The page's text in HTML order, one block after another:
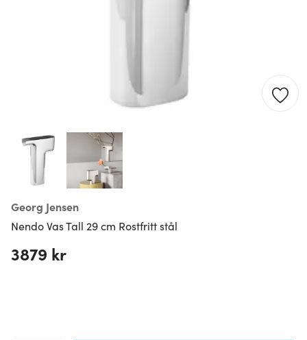
Georg Jensen
Nendo Vas Tall 29 cm Rostfritt stål
3879 kr